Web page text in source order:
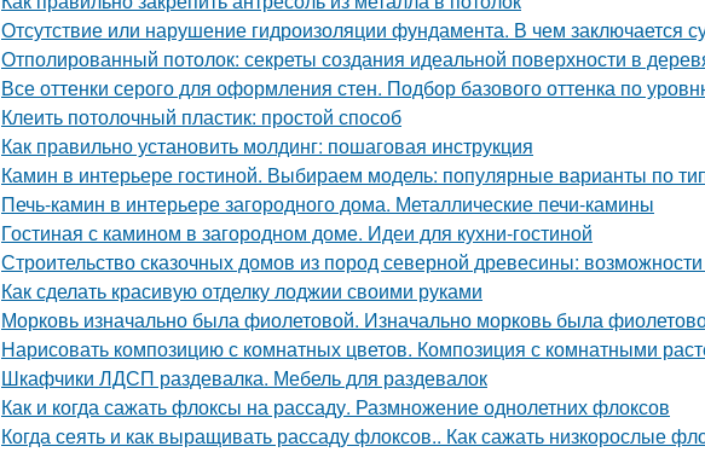
Отсутствие или нарушение гидроизоляции фундамента. В чем заключается
Отполированный потолок: секреты создания идеальной поверхности в
Все оттенки серого для оформления стен. Подбор базового оттенка по
Клеить потолочный пластик: простой способ
Как правильно установить молдинг: пошаговая инструкция
Камин в интерьере гостиной. Выбираем модель: популярные варианты по
Печь-камин в интерьере загородного дома. Металлические печи-камины
Гостиная с камином в загородном доме. Идеи для кухни-гостиной
Строительство сказочных домов из пород северной древесины:
Как сделать красивую отделку лоджии своими руками
Морковь изначально была фиолетовой. Изначально морковь была
Нарисовать композицию с комнатных цветов. Композиция с комнатными
Шкафчики ЛДСП раздевалка. Мебель для раздевалок
Как и когда сажать флоксы на рассаду. Размножение однолетних флоксов
Когда сеять и как выращивать рассаду флоксов.. Как сажать низкорослые